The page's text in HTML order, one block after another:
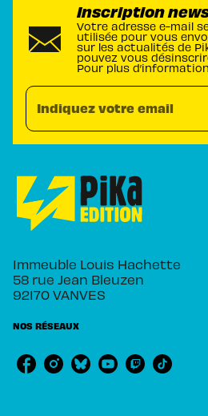
Inscription
Votre adresse e-mail
utilisée pour vous
sur les actualités de
pouvez vous
Pour plus
Indiquez votre email
Immeuble Louis Hachette
58 rue Jean Bleuzen
92170 VANVES
NOS RÉSEAUX